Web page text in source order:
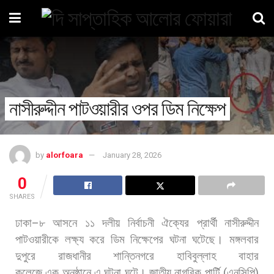
নাসীরুদ্দীন পাটওয়ারীর ওপর ডিম নিক্ষেপ
by alorfoara January 28, 2026
0
SHARES
ঢাকা–৮ আসনে ১১ দলীয় নির্বাচনী ঐক্যের প্রার্থী নাসীরুদ্দীন
পাটওয়ারীকে লক্ষ্য করে ডিম নিক্ষেপের ঘটনা ঘটেছে।
মঙ্গলবার
দুপুরে
রাজধানীর শান্তিনগরে হাবিবুল্লাহ
বাহার